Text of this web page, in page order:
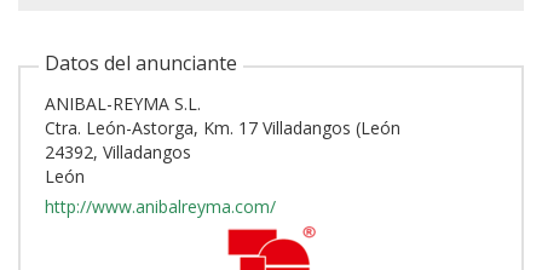
Datos del anunciante
ANIBAL-REYMA S.L.
Ctra. León-Astorga, Km. 17 Villadangos (León
24392, Villadangos
León
http://www.anibalreyma.com/